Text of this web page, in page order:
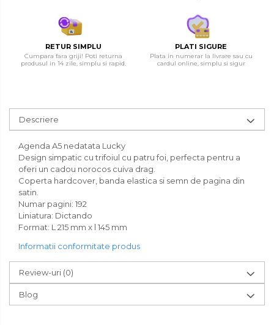
RETUR SIMPLU
Cumpara fara griji! Poti returna
produsul in 14 zile, simplu si rapid.
PLATI SIGURE
Plata in numerar la livrare sau cu
cardul online, simplu si sigur
Descriere
Agenda A5 nedatata Lucky
Design simpatic cu trifoiul cu patru foi, perfecta pentru a
oferi un cadou norocos cuiva drag.
Coperta hardcover, banda elastica si semn de pagina din
satin.
Numar pagini: 192
Liniatura: Dictando
Format: L 215 mm x l 145 mm
Informatii conformitate produs
Review-uri (0)
Blog